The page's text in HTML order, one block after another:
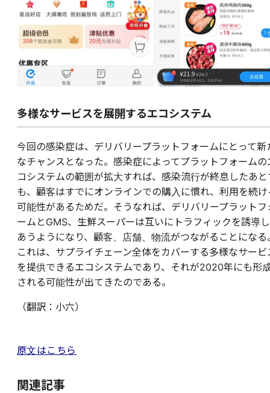
多様なサービスを展開するエコシステム
今回の感染症は、デリバリープラットフォームにとって新
なチャンスとなった。感染症によってプラットフォームの
コシステムの範囲が拡大すれば、感染流行が終息したあと
も、顧客はすでにオンラインでの購入に慣れ、利用を続け
可能性があるためだ。そうなれば、デリバリープラットフ
ームとGMS、生鮮スーパーは互いにトラフィックを誘導し
あうようになり、顧客、店舗、物流がつながることになる
これは、サプライチェーン全体をカバーする多様なサービ
を提供できるエコシステムであり、それが2020年にも形
される可能性が出てきたのである。
（翻訳：小六）
原文はこちら
関連記事